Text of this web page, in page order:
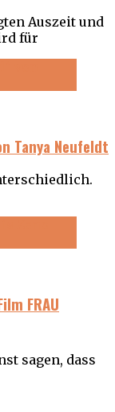
Auszeit und
für
Tanya Neufeldt
FRAU
sagen, dass